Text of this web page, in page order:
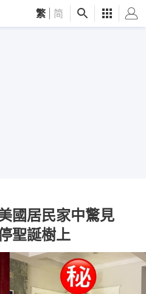
繁 简
國居民家中驚見
聖誕樹上